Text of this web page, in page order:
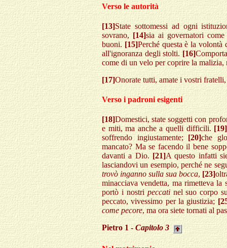
Verso le autorità
[13]State sottomessi ad ogni
sovrano,[14]sia ai governatori
buoni. [15]Perché questa è la
all'ignoranza degli stolti. [16]
come di un velo per coprire la
[17]Onorate tutti, amate i vostri
Verso i padroni esigenti
[18]Domestici, state soggetti con
e miti, ma anche a quelli difficili. [19]
soffrendo ingiustamente;[20]che
mancato? Ma se facendo il bene
davanti a Dio. [21]A questo infatti
lasciandovi un esempio, perché ne
trovò inganno sulla sua bocca, [23]
minacciava vendetta, ma rimetteva
portò i nostripeccatinel suo corpo
peccato, vivessimo per la giustizia;
come pecore, ma ora siete tornati al
Pietro 1 -Capitolo 3